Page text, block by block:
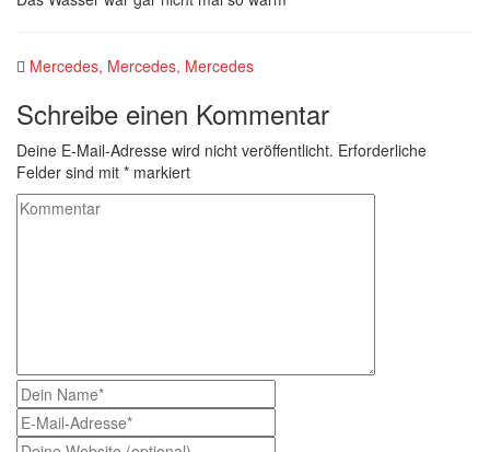
Mercedes, Mercedes, Mercedes
Schreibe einen Kommentar
Deine E-Mail-Adresse wird nicht veröffentlicht. Erforderliche
Felder sind mit * markiert